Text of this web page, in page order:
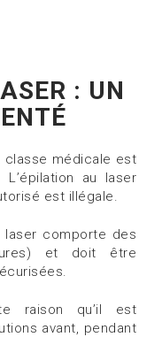
: UN
classe médicale est
au laser
est illégale.
laser comporte des
et doit être
raison qu’il est
avant, pendant